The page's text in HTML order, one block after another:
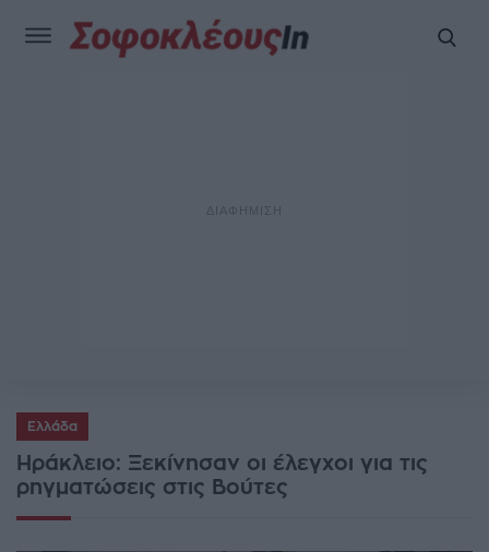
Ελλάδα
Ηράκλειο: Ξεκίνησαν οι έλεγχοι για τις
ρηγματώσεις στις Βούτες